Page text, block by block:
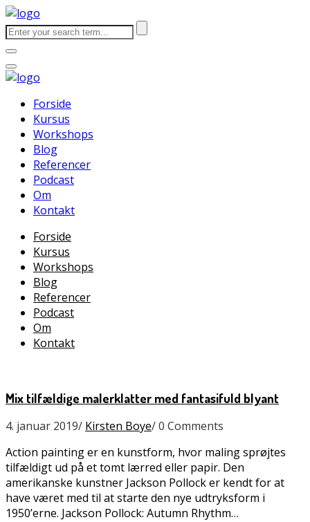
Forside
Kursus
Workshops
Blog
Referencer
Podcast
Om
Kontakt
Forside
Kursus
Workshops
Blog
Referencer
Podcast
Om
Kontakt
Mix tilfældige malerklatter med fantasifuld blyant
4. januar 2019/ Kirsten Boye/0 Comments
Action painting er en kunstform, hvor maling sprøjtes
tilfældigt ud på et tomt lærred eller papir. Den
amerikanske kunstner Jackson Pollock er kendt for at
have været med til at starte den nye udtryksform i
1950’erne. Jackson Pollock: Autumn Rhythm…